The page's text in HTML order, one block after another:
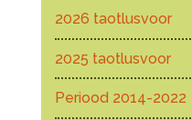
2026 taotlusvoor
2025 taotlusvoor
Periood 2014-2022